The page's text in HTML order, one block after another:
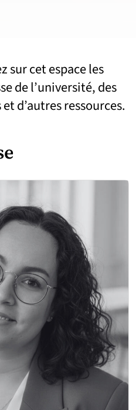
sur cet espace les
de l’université, des
d’autres ressources.